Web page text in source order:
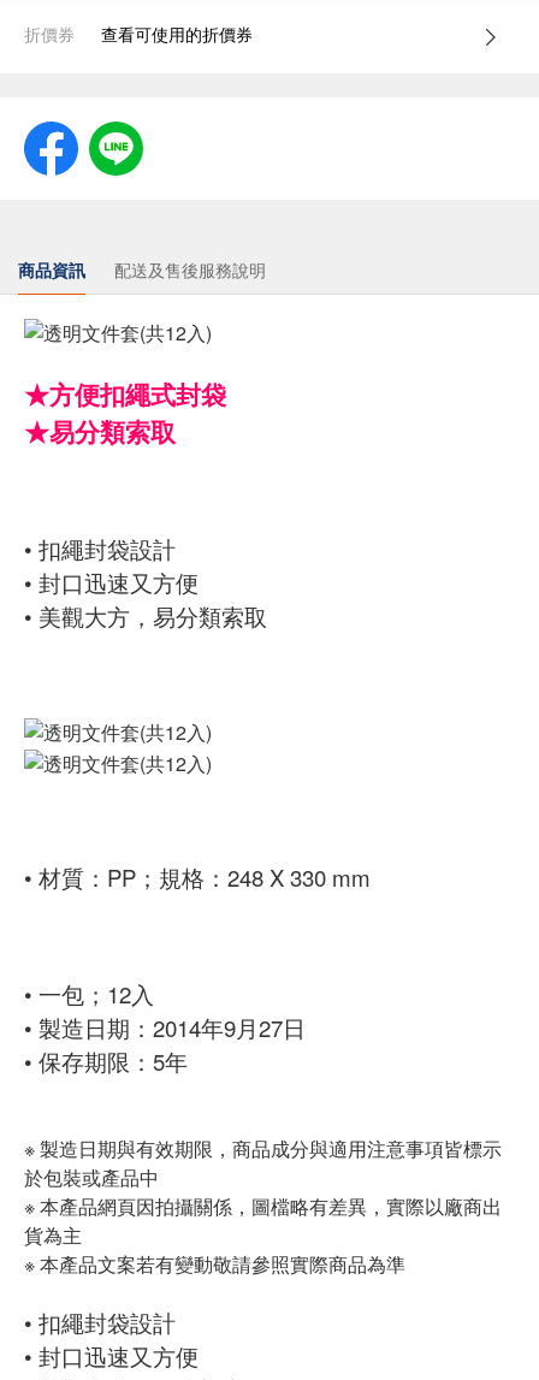
折價券 查看可使用的折價券
商品資訊 配送及售後服務說明
★方便扣繩式封袋
★易分類索取
• 扣繩封袋設計
• 封口迅速又方便
• 美觀大方，易分類索取
• 材質：PP；規格：248 X 330 mm
• 一包；12入
• 製造日期：2014年9月27日
• 保存期限：5年
※ 製造日期與有效期限，商品成分與適用注意事項皆標示
於包裝或產品中
※ 本產品網頁因拍攝關係，圖檔略有差異，實際以廠商出
貨為主
※ 本產品文案若有變動敬請參照實際商品為準
• 扣繩封袋設計
• 封口迅速又方便